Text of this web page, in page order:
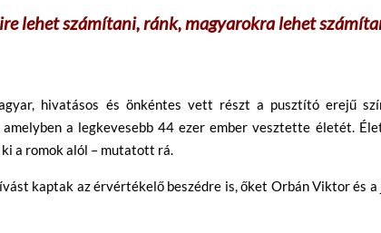
lehet számítani, ránk, magyarokra lehet
hivatásos és önkéntes vett részt a pusztító erejű
a legkevesebb 44 ezer ember vesztette életét.
a romok alól – mutatott rá.
kaptak az érvértékelő beszédre is, őket Orbán Viktor és